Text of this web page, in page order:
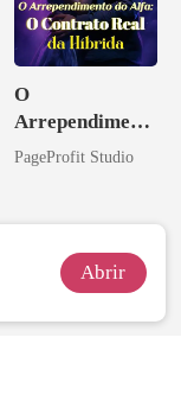
O
Arrependiment
o do Alfa: O
PageProfit Studio
Abrir